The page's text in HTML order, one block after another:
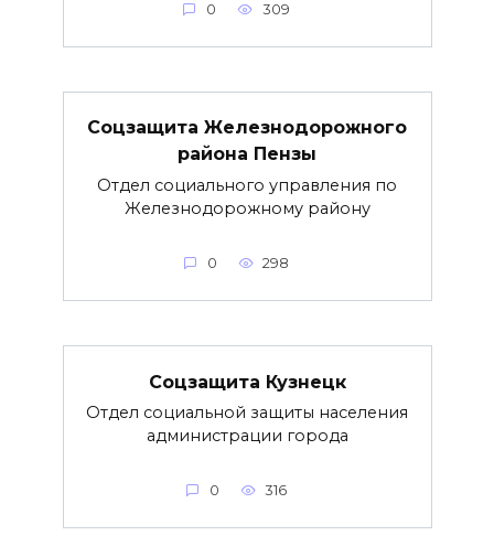
0 309
Соцзащита Железнодорожного
района Пензы
Отдел социального управления по
Железнодорожному району
0 298
Соцзащита Кузнецк
Отдел социальной защиты населения
администрации города
0 316